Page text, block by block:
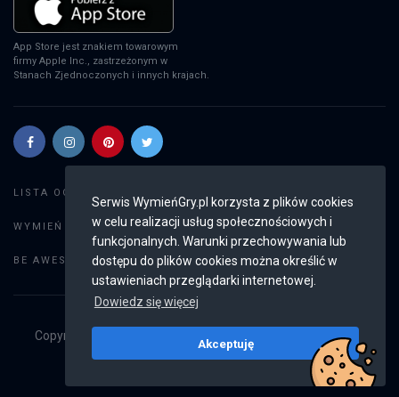
Serwis WymieńGry.pl korzysta z plików cookies
w celu realizacji usług społecznościowych i
funkcjonalnych. Warunki przechowywania lub
dostępu do plików cookies można określić w
ustawieniach przeglądarki internetowej.
Dowiedz się więcej
Akceptuję
App Store jest znakiem towarowym
firmy Apple Inc., zastrzeżonym w
Stanach Zjednoczonych i innych krajach.
LISTA OGŁOSZEŃ:
WYMIEŃ GRY: Dodaj ogłoszenie
BE AWESOME: Weryfikacja konta
Copyright © 2019 - 2026
Wszystkie prawa
v2.8.4